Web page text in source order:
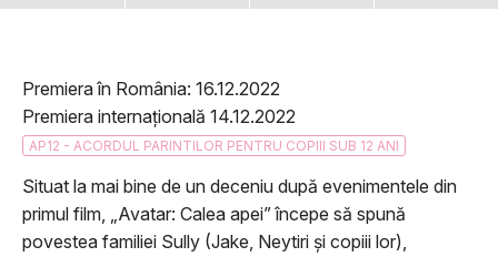
Premiera în România: 16.12.2022
Premiera internațională 14.12.2022
AP12 - ACORDUL PARINTILOR PENTRU COPIII SUB 12 ANI
Situat la mai bine de un deceniu după evenimentele din
primul film, „Avatar: Calea apei” începe să spună
povestea familiei Sully (Jake, Neytiri și copiii lor),